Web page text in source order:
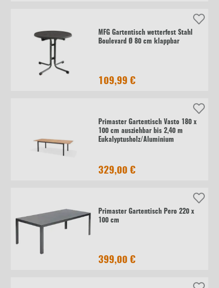
MFG Gartentisch wetterfest Stahl
Boulevard Ø 80 cm klappbar
109,99 €
Primaster Gartentisch Vasto 180 x
100 cm ausziehbar bis 2,40 m
Eukalyptusholz/Aluminium
329,00 €
Primaster Gartentisch Pero 220 x
100 cm
399,00 €